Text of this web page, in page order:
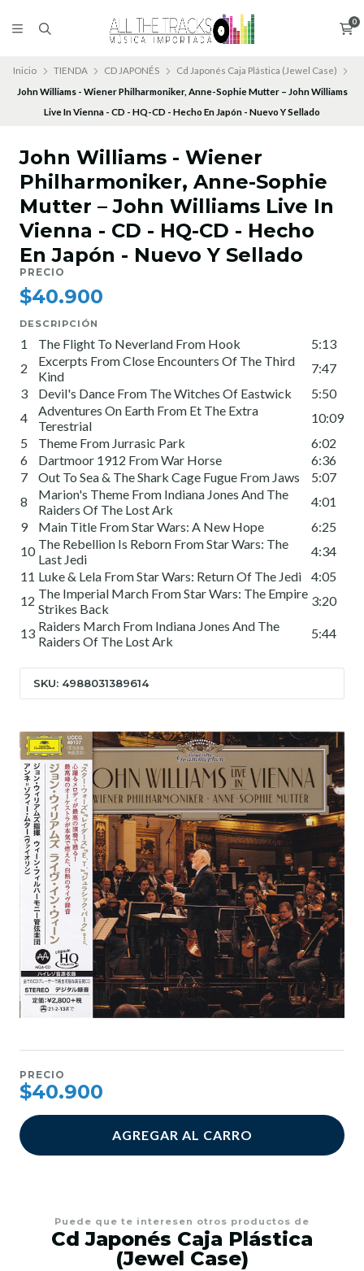
0
Inicio TIENDA CD JAPONÉS
Cd Japonés Caja Plástica (Jewel Case)
John Williams - Wiener Philharmoniker, Anne-Sophie Mutter – John Williams
Live In Vienna - CD - HQ-CD - Hecho En Japón - Nuevo Y Sellado
John Williams - Wiener
Philharmoniker, Anne-Sophie
Mutter – John Williams Live In
Vienna - CD - HQ-CD - Hecho
En Japón - Nuevo Y Sellado
PRECIO
$40.900
DESCRIPCIÓN
1 The Flight To Neverland From Hook
5:13
2
Excerpts From Close Encounters Of The Third
Kind
7:47
3
Devil's Dance From The Witches Of Eastwick
5:50
4
Adventures On Earth From Et The Extra
Terestrial
10:09
5
Theme From Jurrasic Park
6:02
6
Dartmoor 1912 From War Horse
6:36
7
Out To Sea & The Shark Cage Fugue From Jaws
5:07
8
Marion's Theme From Indiana Jones And The
Raiders Of The Lost Ark
4:01
9
Main Title From Star Wars: A New Hope
6:25
10 The Rebellion Is Reborn From Star Wars: The
Last Jedi
4:34
11 Luke & Lela From Star Wars: Return Of The Jedi
4:05
12 The Imperial March From Star Wars: The Empire
Strikes Back
3:20
13 Raiders March From Indiana Jones And The
Raiders Of The Lost Ark
5:44
SKU: 4988031389614
PRECIO
$40.900
AGREGAR AL CARRO
Puede que te interesen otros productos de
Cd Japonés Caja Plástica
(Jewel Case)